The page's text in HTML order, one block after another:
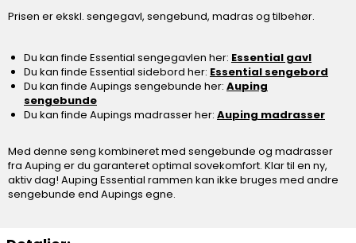
Prisen er ekskl. sengegavl, sengebund, madras og tilbehør.
Du kan finde Essential sengegavlen her: Essential gavl
Du kan finde Essential sidebord her: Essential sengebord
Du kan finde Aupings sengebunde her: Auping
sengebunde
Du kan finde Aupings madrasser her: Auping madrasser
Med denne seng kombineret med sengebunde og madrasser
fra Auping er du garanteret optimal sovekomfort. Klar til en ny,
aktiv dag! Auping Essential rammen kan ikke bruges med andre
sengebunde end Aupings egne.